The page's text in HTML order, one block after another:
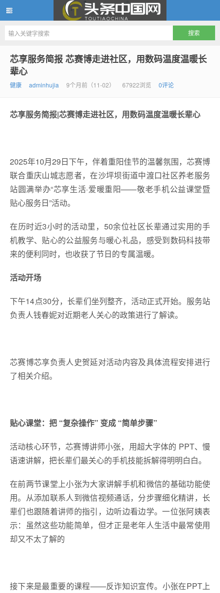
头条中国网
芯享服务简报 芯赛博走进社区，用数码温度温暖长
辈心
健康 adminhujia 9个月前（11-02） 67922浏览 0评论
芯享服务简报|芯赛博走进社区， 用数码温度温暖长辈心
2025年10月29日下午，伴着重阳佳节的温馨氛围，芯赛博
联合重庆山城志愿者，在沙坪坝街道中渡口社区养老服务
站圆满举办“芯享生活·爱暖重阳——敬老手机公益课堂暨
贴心服务日”活动。
在历时近3小时的活动里，50余位社区长辈通过实用的手
机教学、贴心的公益服务与暖心礼品，感受到数码科技带
来的便利同时，也收获了节日的专属温暖。
活动开场
下午14点30分，长辈们坐列整齐，活动正式开始。服务站
负责人钱春妮对近期老人关心的政策进行了解读。
芯赛博芯享负责人史贺延对活动内容及具体流程安排进行
了相关介绍。
贴心课堂：把 “复杂操作” 变成 “简单步骤”
活动核心环节，芯赛博讲师小张，用超大字体的 PPT、慢
语速讲解，把长辈们最关心的手机技能拆解得明明白白。
在前两节课堂上小张为大家讲解手机和微信的基础功能使
用。从添加联系人到微信视频通话，分步骤细化精讲，长
辈们也跟随着讲师的指引，边听边看边学。一位张阿姨表
示：虽然这些功能简单，但才正是老年人生活中最常使用
却又不太了解的
接下来是最重要的课程——反诈知识宣传。小张在PPT上